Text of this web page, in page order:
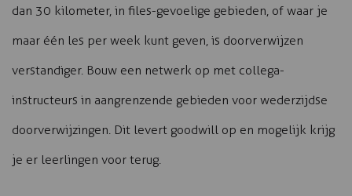
dan 30 kilometer, in files-gevoelige gebieden, of waar je
maar één les per week kunt geven, is doorverwijzen
verstandiger. Bouw een netwerk op met collega-
instructeurs in aangrenzende gebieden voor wederzijdse
doorverwijzingen. Dit levert goodwill op en mogelijk krijg
je er leerlingen voor terug.